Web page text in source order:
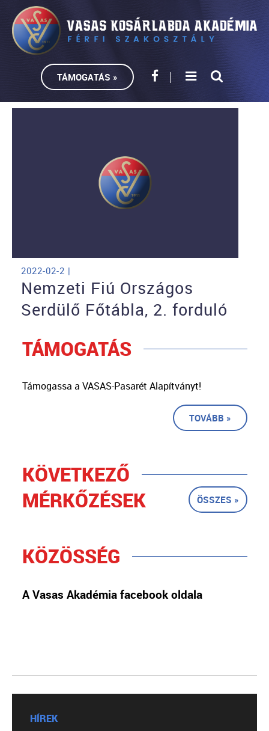
TÁMOGATÁS »
2022-02-2 |
Nemzeti Fiú Országos
Serdülő Főtábla, 2. forduló
TÁMOGATÁS
Támogassa a VASAS-Pasarét Alapítványt!
TOVÁBB »
KÖVETKEZŐ
MÉRKŐZÉSEK
ÖSSZES »
KÖZÖSSÉG
A Vasas Akadémia facebook oldala
HÍREK